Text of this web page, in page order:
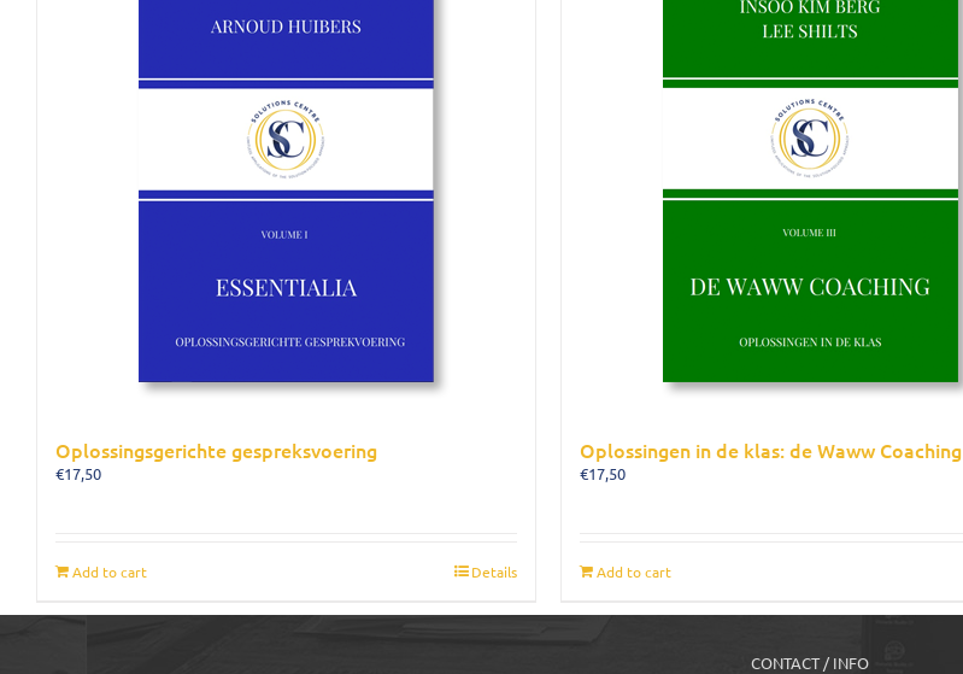
Oplossingsgerichte gespreksvoering
€17,50
Add to cart Details
Oplossingen in de klas: de Waww Coaching
€17,50
Add to cart
CONTACT / INFO